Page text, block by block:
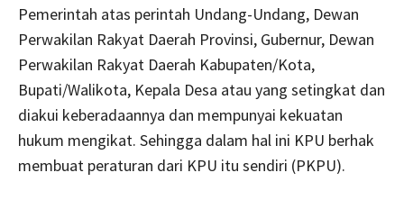
Pemerintah atas perintah Undang-Undang, Dewan
Perwakilan Rakyat Daerah Provinsi, Gubernur, Dewan
Perwakilan Rakyat Daerah Kabupaten/Kota,
Bupati/Walikota, Kepala Desa atau yang setingkat dan
diakui keberadaannya dan mempunyai kekuatan
hukum mengikat. Sehingga dalam hal ini KPU berhak
membuat peraturan dari KPU itu sendiri (PKPU).